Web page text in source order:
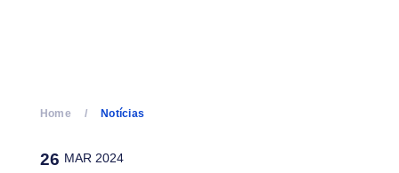
Home Notícias
26 MAR 2024